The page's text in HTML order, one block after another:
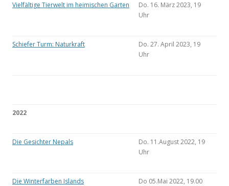
Vielfältige Tierwelt im heimischen Garten
Do. 16. März 2023, 19
Uhr
Schiefer Turm: Naturkraft
Do. 27. April 2023, 19
Uhr
2022
Die Gesichter Nepals
Do. 11.August 2022, 19
Uhr
Die Winterfarben Islands
Do 05.Mai 2022, 19.00